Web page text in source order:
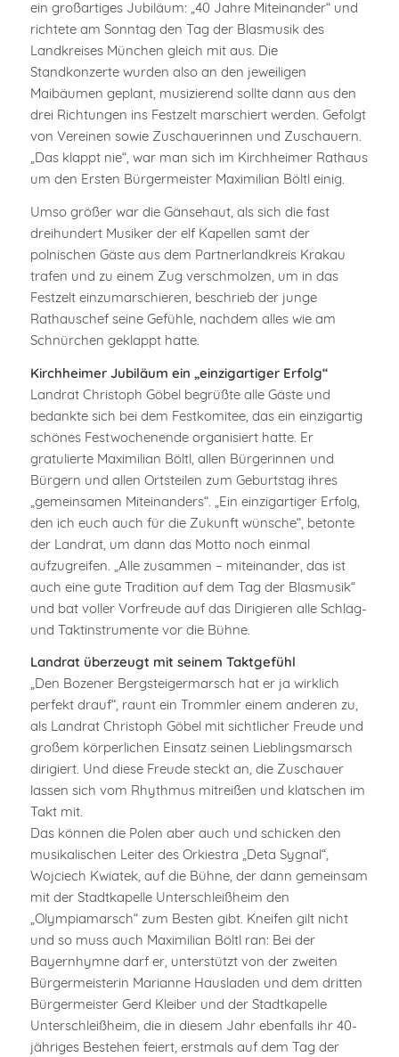
ein großartiges Jubiläum: „40 Jahre Miteinander“ und
richtete am Sonntag den Tag der Blasmusik des
Landkreises München gleich mit aus. Die
Standkonzerte wurden also an den jeweiligen
Maibäumen geplant, musizierend sollte dann aus den
drei Richtungen ins Festzelt marschiert werden. Gefolgt
von Vereinen sowie Zuschauerinnen und Zuschauern.
„Das klappt nie“, war man sich im Kirchheimer Rathaus
um den Ersten Bürgermeister Maximilian Böltl einig.
Umso größer war die Gänsehaut, als sich die fast
dreihundert Musiker der elf Kapellen samt der
polnischen Gäste aus dem Partnerlandkreis Krakau
trafen und zu einem Zug verschmolzen, um in das
Festzelt einzumarschieren, beschrieb der junge
Rathauschef seine Gefühle, nachdem alles wie am
Schnürchen geklappt hatte.
Kirchheimer Jubiläum ein „einzigartiger Erfolg“
Landrat Christoph Göbel begrüßte alle Gäste und
bedankte sich bei dem Festkomitee, das ein einzigartig
schönes Festwochenende organisiert hatte. Er
gratulierte Maximilian Böltl, allen Bürgerinnen und
Bürgern und allen Ortsteilen zum Geburtstag ihres
„gemeinsamen Miteinanders“. „Ein einzigartiger Erfolg,
den ich euch auch für die Zukunft wünsche“, betonte
der Landrat, um dann das Motto noch einmal
aufzugreifen. „Alle zusammen – miteinander, das ist
auch eine gute Tradition auf dem Tag der Blasmusik“
und bat voller Vorfreude auf das Dirigieren alle Schlag-
und Taktinstrumente vor die Bühne.
Landrat überzeugt mit seinem Taktgefühl
„Den Bozener Bergsteigermarsch hat er ja wirklich
perfekt drauf“, raunt ein Trommler einem anderen zu,
als Landrat Christoph Göbel mit sichtlicher Freude und
großem körperlichen Einsatz seinen Lieblingsmarsch
dirigiert. Und diese Freude steckt an, die Zuschauer
lassen sich vom Rhythmus mitreißen und klatschen im
Takt mit.
Das können die Polen aber auch und schicken den
musikalischen Leiter des Orkiestra „Deta Sygnal“,
Wojciech Kwiatek, auf die Bühne, der dann gemeinsam
mit der Stadtkapelle Unterschleißheim den
„Olympiamarsch“ zum Besten gibt. Kneifen gilt nicht
und so muss auch Maximilian Böltl ran: Bei der
Bayernhymne darf er, unterstützt von der zweiten
Bürgermeisterin Marianne Hausladen und dem dritten
Bürgermeister Gerd Kleiber und der Stadtkapelle
Unterschleißheim, die in diesem Jahr ebenfalls ihr 40-
jähriges Bestehen feiert, erstmals auf dem Tag der